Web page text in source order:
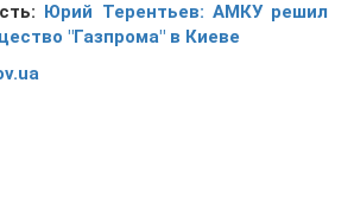
Юрий Терентьев: АМКУ решил
"Газпрома" в Киеве